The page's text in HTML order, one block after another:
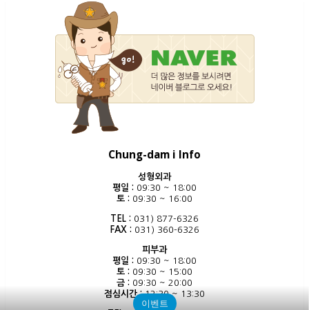
Chung-dam i Info
성형외과
평일 : 09:30 ~ 18:00
토 : 09:30 ~ 16:00
TEL : 031) 877-6326
FAX : 031) 360-6326
피부과
평일 : 09:30 ~ 18:00
토 : 09:30 ~ 15:00
금 : 09:30 ~ 20:00
점심시간 :12:30 ~ 13:30
이벤트